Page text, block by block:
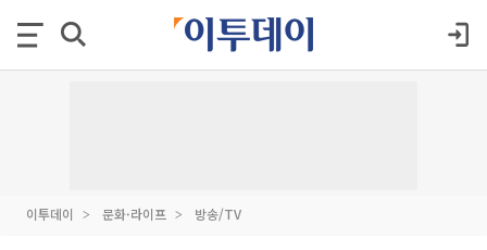
이투데이 문화·라이프 방송/TV